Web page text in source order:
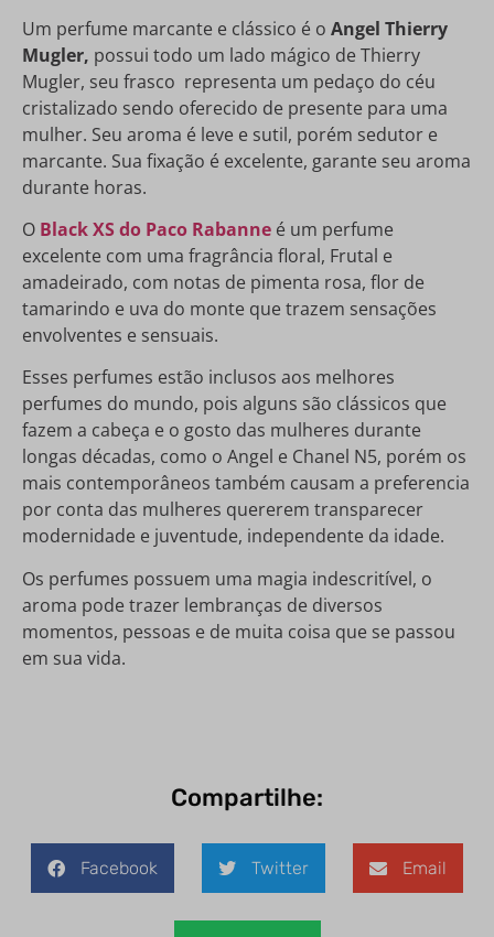
Um perfume marcante e clássico é o Angel Thierry
Mugler, possui todo um lado mágico de Thierry
Mugler, seu frasco representa um pedaço do céu
cristalizado sendo oferecido de presente para uma
mulher. Seu aroma é leve e sutil, porém sedutor e
marcante. Sua fixação é excelente, garante seu aroma
durante horas.
O Black XS do Paco Rabanne é um perfume
excelente com uma fragrância floral, Frutal e
amadeirado, com notas de pimenta rosa, flor de
tamarindo e uva do monte que trazem sensações
envolventes e sensuais.
Esses perfumes estão inclusos aos melhores
perfumes do mundo, pois alguns são clássicos que
fazem a cabeça e o gosto das mulheres durante
longas décadas, como o Angel e Chanel N5, porém os
mais contemporâneos também causam a preferencia
por conta das mulheres quererem transparecer
modernidade e juventude, independente da idade.
Os perfumes possuem uma magia indescritível, o
aroma pode trazer lembranças de diversos
momentos, pessoas e de muita coisa que se passou
em sua vida.
Compartilhe:
Facebook Twitter Email